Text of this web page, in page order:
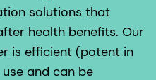
and can be
of bakery
white and whole
bagels and